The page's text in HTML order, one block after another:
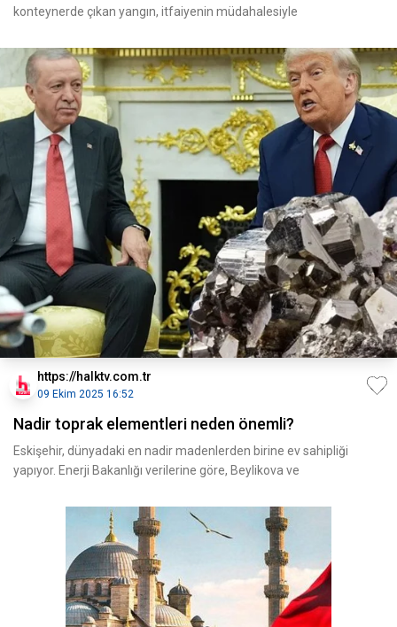
konteynerde çıkan yangın, itfaiyenin müdahalesiyle
https://halktv.com.tr
09 Ekim 2025 16:52
Nadir toprak elementleri neden önemli?
Eskişehir, dünyadaki en nadir madenlerden birine ev sahipliği
yapıyor. Enerji Bakanlığı verilerine göre, Beylikova ve